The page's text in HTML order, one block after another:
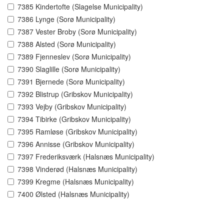
7385 Kindertofte (Slagelse Municipality)
7386 Lynge (Sorø Municipality)
7387 Vester Broby (Sorø Municipality)
7388 Alsted (Sorø Municipality)
7389 Fjenneslev (Sorø Municipality)
7390 Slaglille (Sorø Municipality)
7391 Bjernede (Sorø Municipality)
7392 Blistrup (Gribskov Municipality)
7393 Vejby (Gribskov Municipality)
7394 Tibirke (Gribskov Municipality)
7395 Ramløse (Gribskov Municipality)
7396 Annisse (Gribskov Municipality)
7397 Frederiksværk (Halsnæs Municipality)
7398 Vinderød (Halsnæs Municipality)
7399 Kregme (Halsnæs Municipality)
7400 Ølsted (Halsnæs Municipality)